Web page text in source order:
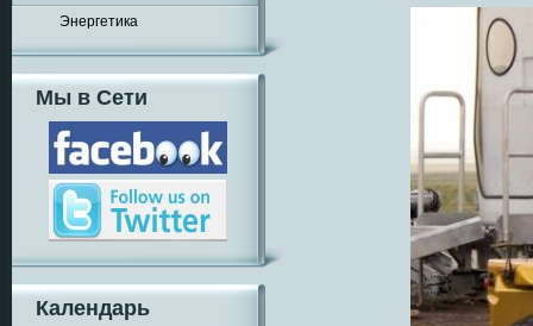
Энергетика
Мы в Сети
Календарь